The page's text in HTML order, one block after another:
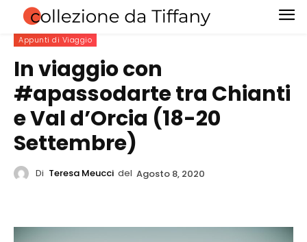
Appunti di Viaggio
In viaggio con
#apassodarte tra Chianti
e Val d’Orcia (18-20
Settembre)
Di Teresa Meucci del Agosto 8, 2020